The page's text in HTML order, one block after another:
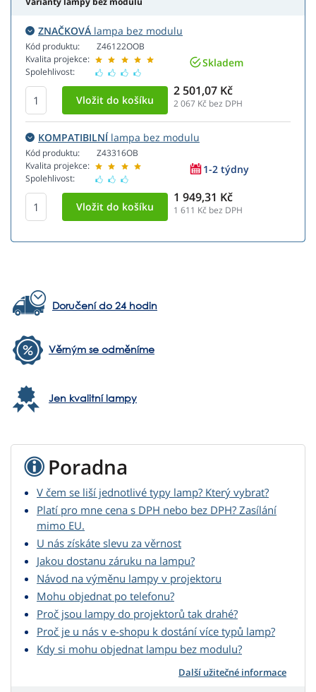
ZNAČKOVÁ lampa bez modulu
Kód produktu:
Kvalita projekce:
Spolehlivost:
Z46122OOB
Skladem
2 501,07 Kč
2 067 Kč bez DPH
KOMPATIBILNÍlampa bez modulu
Kód produktu:
Kvalita projekce:
Spolehlivost:
Z43316OB
1-2 týdny
1 949,31 Kč
1 611 Kč bez DPH
Doručení do 24 hodin
Věrným se odměníme
Jen kvalitní lampy
Poradna
V čem se liší jednotlivé typy lamp? Který vybrat?
Platí pro mne cena s DPH nebo bez DPH? Zasílání
mimo EU.
U nás získáte slevu za věrnost
Jakou dostanu záruku na lampu?
Návod na výměnu lampy v projektoru
Mohu objednat po telefonu?
Proč jsou lampy do projektorů tak drahé?
Proč je u nás v e-shopu k dostání více typů lamp?
Kdy si mohu objednat lampu bez modulu?
Další užitečné informace